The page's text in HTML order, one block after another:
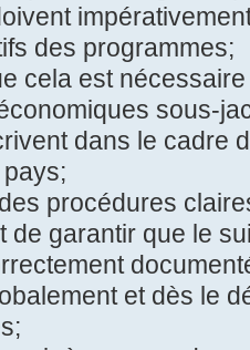
des programmes;
cela est
sous-
dans le cadre
procédures
de garantir que le
et dès le